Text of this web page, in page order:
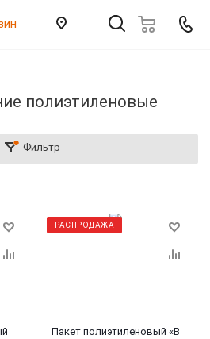
полиэтиленовые
Фильтр
РАСПРОДАЖА
Пакет полиэтиленовый «В